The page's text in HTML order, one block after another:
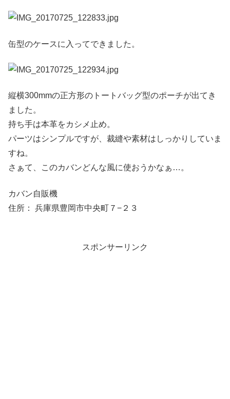
缶型のケースに入ってできました。
縦横300mmの正方形のトートバッグ型のポーチが出てき
ました。
持ち手は本革をカシメ止め。
パーツはシンプルですが、裁縫や素材はしっかりしていま
すね。
さぁて、このカバンどんな風に使おうかなぁ…。
カバン自販機
住所： 兵庫県豊岡市中央町７−２３
スポンサーリンク